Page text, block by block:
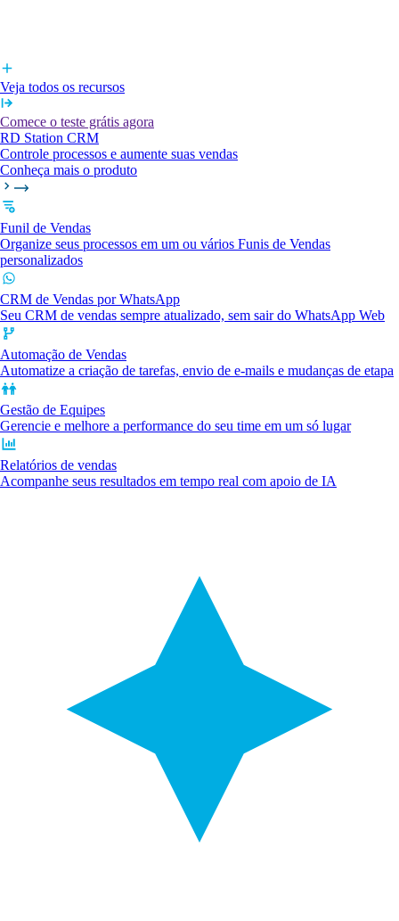
Veja todos os recursos
Comece o teste grátis agora
RD Station CRM
Controle processos e aumente suas vendas
Conheça mais o produto
Funil de Vendas
Organize seus processos em um ou vários Funis de Vendas
personalizados
CRM de Vendas por WhatsApp
Seu CRM de vendas sempre atualizado, sem sair do WhatsApp Web
Automação de Vendas
Automatize a criação de tarefas, envio de e-mails e mudanças de etapa
Gestão de Equipes
Gerencie e melhore a performance do seu time em um só lugar
Relatórios de vendas
Acompanhe seus resultados em tempo real com apoio de IA